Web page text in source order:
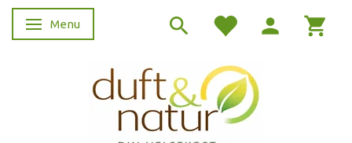
Skifte navigation
Menu